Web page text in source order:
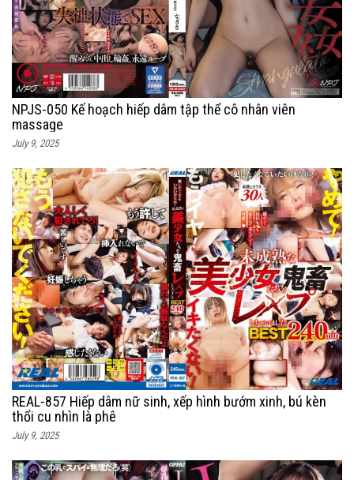
NPJS-050 Kế hoạch hiếp dâm tập thể cô nhân viên
massage
July 9, 2025
REAL-857 Hiếp dâm nữ sinh, xếp hình bướm xinh, bú kèn
thổi cu nhìn là phê
July 9, 2025